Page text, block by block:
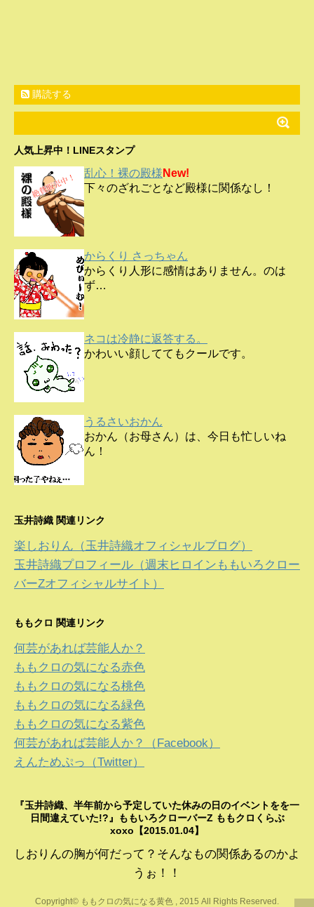
購読する
人気上昇中！LINEスタンプ
乱心！裸の殿様 New!
下々のざれごとなど殿様に関係なし！
からくり さっちゃん
からくり人形に感情はありません。のは
ず…
ネコは冷静に返答する。
かわいい顔しててもクールです。
うるさいおかん
おかん（お母さん）は、今日も忙しいね
ん！
玉井詩織 関連リンク
楽しおりん（玉井詩織オフィシャルブログ）
玉井詩織プロフィール（週末ヒロインももいろクロー
バーZオフィシャルサイト）
ももクロ 関連リンク
何芸があれば芸能人か？
ももクロの気になる赤色
ももクロの気になる桃色
ももクロの気になる緑色
ももクロの気になる紫色
何芸があれば芸能人か？（Facebook）
えんためぷっ（Twitter）
『玉井詩織、半年前から予定していた休みの日のイベントをを一
日間違えていた!?』ももいろクローバーZ ももクロくらぶ
xoxo【2015.01.04】
しおりんの胸が何だって？そんなもの関係あるのかよ
うぉ！！
Copyright© ももクロの気になる黄色 , 2015 All Rights Reserved.